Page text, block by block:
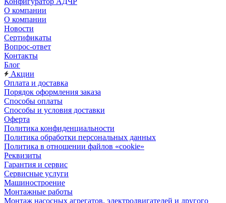
О компании
О компании
Новости
Сертификаты
Вопрос-ответ
Контакты
Блог
Акции
Оплата и доставка
Порядок оформления заказа
Способы оплаты
Способы и условия доставки
Оферта
Политика конфиденциальности
Политика обработки персональных данных
Политика в отношении файлов «cookie»
Реквизиты
Гарантия и сервис
Сервисные услуги
Машиностроение
Монтажные работы
Монтаж насосных агрегатов, электродвигателей и другого